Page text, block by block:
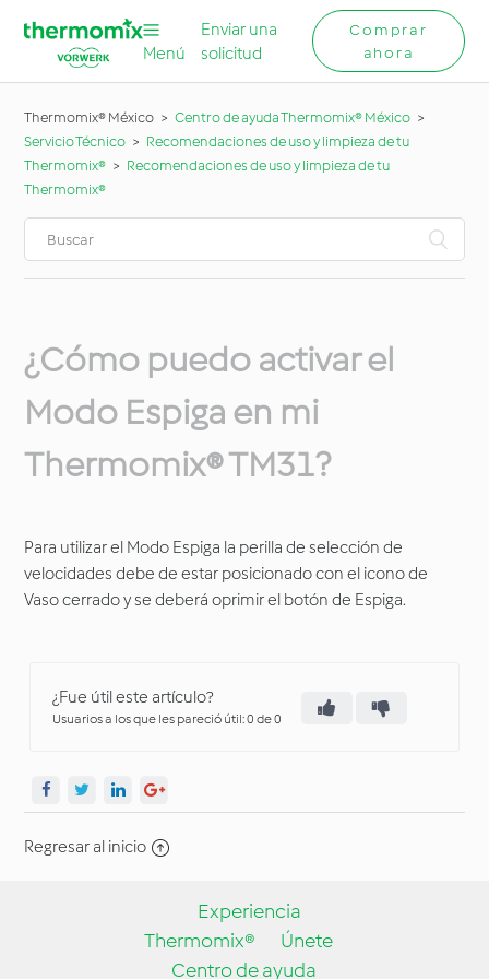
Menú
Enviar una
solicitud
Comprar
ahora
Thermomix® México
Centro de ayuda Thermomix® México
Servicio Técnico
Recomendaciones de uso y limpieza de tu
Thermomix®
Recomendaciones de uso y limpieza de tu
Thermomix®
¿Cómo puedo activar el
Modo Espiga en mi
Thermomix® TM31?
Para utilizar el Modo Espiga la perilla de selección de
velocidades debe de estar posicionado con el icono de
Vaso cerrado y se deberá oprimir el botón de Espiga.
¿Fue útil este artículo?
Usuarios a los que les pareció útil: 0 de 0
Regresar al inicio
Experiencia
Thermomix®
Únete
Centro de ayuda